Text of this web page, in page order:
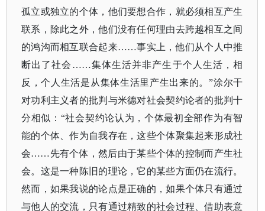
孤立或独立的个体，他们要想合作，就必须相互产生
联系，除此之外，他们没有任何理由去跨越相互之间
的鸿沟而相互联合起来……事实上，他们从个人中推
断出了社会……集体生活并非产生于个人生活，相
反，个人生活是从集体生活里产生出来的。”涂尔干
对功利主义者的批判与米德对社会契约论者的批判十
分相似：“社会契约论认为，个体最初全部作为有智
能的个体、作为自我存在，这些个体聚集起来形成社
会……先有个体，然后由于某些个体的控制而产生社
会。这是一种陈旧的理论，它的某些方面仍在流行。
然而，如果我说的论点是正确的，如果个体只有通过
与他人的交流，只有通过精致的社会过程、借助表意